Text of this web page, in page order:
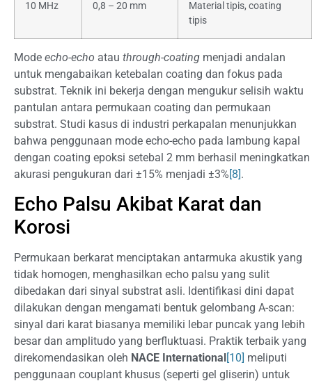
10 MHz 0,8 – 20 mm
Material tipis, coating
tipis
Mode echo-echo atau through-coating menjadi andalan
untuk mengabaikan ketebalan coating dan fokus pada
substrat. Teknik ini bekerja dengan mengukur selisih waktu
pantulan antara permukaan coating dan permukaan
substrat. Studi kasus di industri perkapalan menunjukkan
bahwa penggunaan mode echo-echo pada lambung kapal
dengan coating epoksi setebal 2 mm berhasil meningkatkan
akurasi pengukuran dari ±15% menjadi ±3%[8].
Echo Palsu Akibat Karat dan
Korosi
Permukaan berkarat menciptakan antarmuka akustik yang
tidak homogen, menghasilkan echo palsu yang sulit
dibedakan dari sinyal substrat asli. Identifikasi dini dapat
dilakukan dengan mengamati bentuk gelombang A-scan:
sinyal dari karat biasanya memiliki lebar puncak yang lebih
besar dan amplitudo yang berfluktuasi. Praktik terbaik yang
direkomendasikan oleh NACE International [10] meliputi
penggunaan couplant khusus (seperti gel gliserin) untuk